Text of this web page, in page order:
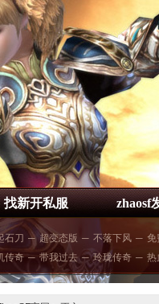
找新开私服 zhaosf
石刀 ─ 超变态版 ─ 不落下风 ─ 免
传奇 ─ 带我过去 ─ 玲珑传奇 ─ 热